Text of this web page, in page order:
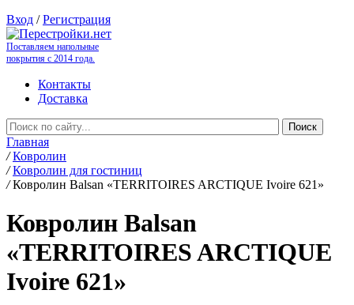
Вход /Регистрация
Поставляем напольные
покрытия с 2014 года.
Контакты
Доставка
Главная
/ Ковролин
/ Ковролин для гостиниц
/ Ковролин Balsan «TERRITOIRES ARCTIQUE Ivoire 621»
Ковролин Balsan
«TERRITOIRES ARCTIQUE
Ivoire 621»